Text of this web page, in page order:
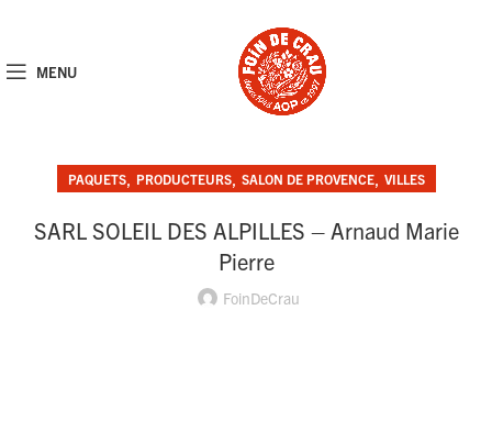
MENU
PAQUETS, PRODUCTEURS, SALON DE PROVENCE, VILLES
SARL SOLEIL DES ALPILLES – Arnaud Marie
Pierre
FoinDeCrau